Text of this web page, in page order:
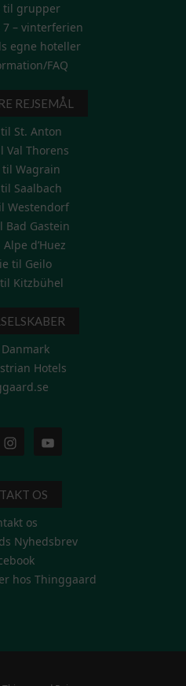
til grupper
7 – vinterferien
egne hoteller
FAQ
REJSEMÅL
St. Anton
Val Thorens
til Wagrain
Saalbach
Westendorf
Bad Gastein
d’Huez
til Geilo
Kitzbühel
Danmark
Hotels
OS
os
Nyhedsbrev
hos Thinggaard